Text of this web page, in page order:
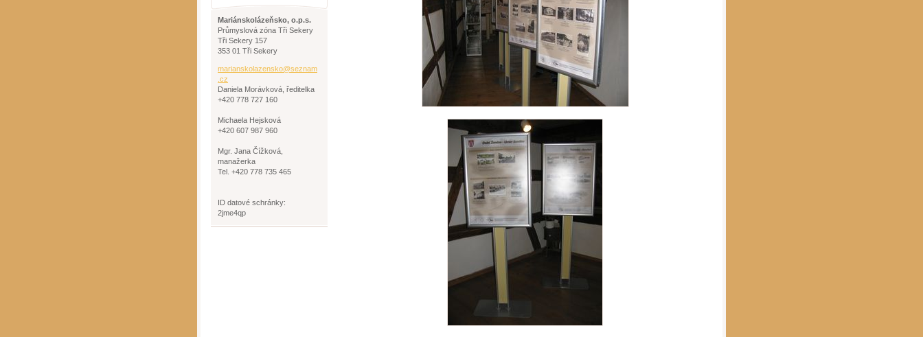
Mariánskolázeňsko, o.p.s.
Průmyslová zóna Tři Sekery
Tři Sekery 157
353 01 Tři Sekery
marianskolazensko@seznam
.cz
Daniela Morávková, ředitelka
+420 778 727 160
Michaela Hejsková
+420 607 987 960
Mgr. Jana Čížková,
manažerka
Tel. +420 778 735 465
ID datové schránky:
2jme4qp